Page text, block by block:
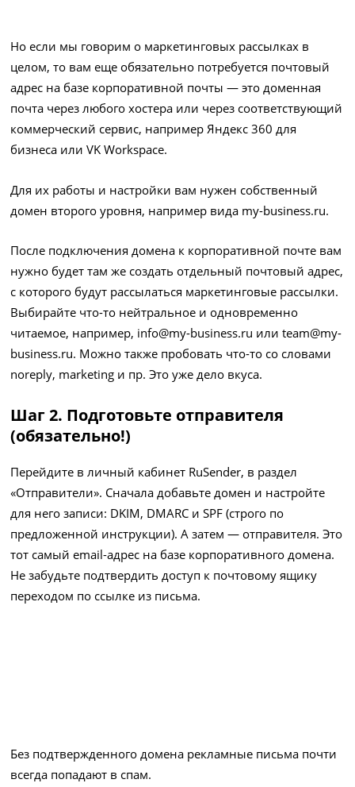
Но если мы говорим о маркетинговых рассылках в
целом, то вам еще обязательно потребуется почтовый
адрес на базе корпоративной почты — это доменная
почта через любого хостера или через соответствующий
коммерческий сервис, например Яндекс 360 для
бизнеса или VK Workspace.
Для их работы и настройки вам нужен собственный
домен второго уровня, например вида my-business.ru.
После подключения домена к корпоративной почте вам
нужно будет там же создать отдельный почтовый адрес,
с которого будут рассылаться маркетинговые рассылки.
Выбирайте что-то нейтральное и одновременно
читаемое, например, info@my-business.ru или team@my-
business.ru. Можно также пробовать что-то со словами
noreply, marketing и пр. Это уже дело вкуса.
Шаг 2. Подготовьте отправителя
(обязательно!)
Перейдите в личный кабинет RuSender, в раздел
«Отправители». Сначала добавьте домен и настройте
для него записи: DKIM, DMARC и SPF (строго по
предложенной инструкции). А затем — отправителя. Это
тот самый email-адрес на базе корпоративного домена.
Не забудьте подтвердить доступ к почтовому ящику
переходом по ссылке из письма.
Без подтвержденного домена рекламные письма почти
всегда попадают в спам.